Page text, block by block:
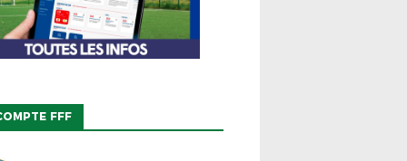
FFF